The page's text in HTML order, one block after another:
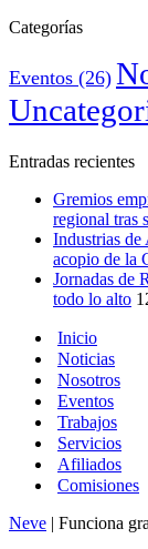
Categorías
Eventos (26)
Entradas recientes
Gremios
regional tras
Industrias de
acopio de la
Jornadas de
todo lo alto
Inicio
Noticias
Nosotros
Eventos
Trabajos
Servicios
Afiliados
Comisiones
Neve | Funciona